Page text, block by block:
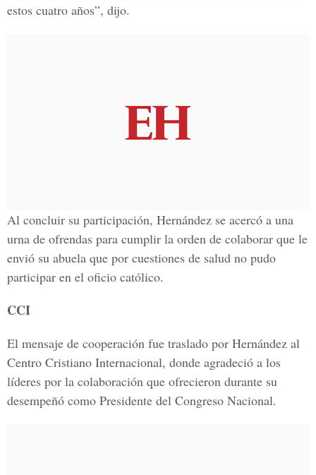
estos cuatro años”, dijo.
Al concluir su participación, Hernández se acercó a una
urna de ofrendas para cumplir la orden de colaborar que le
envió su abuela que por cuestiones de salud no pudo
participar en el oficio católico.
CCI
El mensaje de cooperación fue traslado por Hernández al
Centro Cristiano Internacional, donde agradeció a los
líderes por la colaboración que ofrecieron durante su
desempeñó como Presidente del Congreso Nacional.